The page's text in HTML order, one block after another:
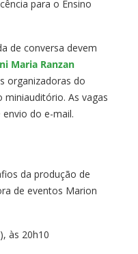
para o Ensino
de conversa devem
Maria Ranzan
organizadoras do
As vagas
do e-mail.
da produção de
de eventos Marion
às 20h10